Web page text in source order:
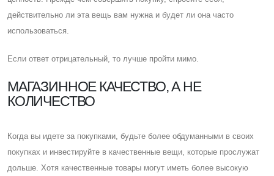
действительно ли эта вещь вам нужна и будет ли она часто
использоваться.
Eсли ответ отрицательный, то лучше пройти мимо.
МАГАЗИННОЕ КАЧЕСТВО, А НЕ
КОЛИЧЕСТВО
Когда вы идете за покупками, будьте более обдуманными в своих
покупках и инвестируйте в качественные вещи, которые прослужат
дольше. Хотя качественные товары могут иметь более высокую